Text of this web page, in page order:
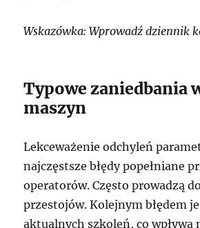
Wskazówka: Wprowadź dziennik
Typowe zaniedbania
maszyn
Lekceważenie odchyleń
najczęstsze błędy popełniane
operatorów. Często prowadzą
przestojów. Kolejnym błędem
aktualnych szkoleń, co wpływa